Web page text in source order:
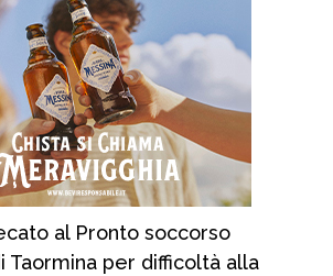
al Pronto soccorso
Taormina per difficoltà alla